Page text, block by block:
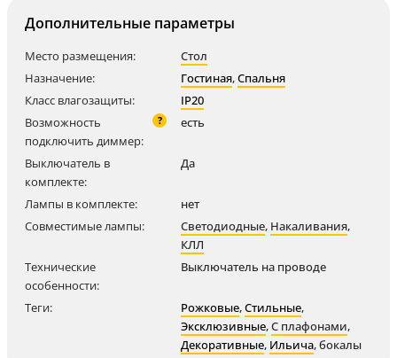
Дополнительные параметры
Место размещения:
Стол
Назначение:
Гостиная,Спальня
Класс влагозащиты:
IP20
Возможность
подключить диммер:
? есть
Выключатель в
комплекте:
Да
Лампы в комплекте:
нет
Совместимые лампы:
Светодиодные, Накаливания,
КЛЛ
Технические
особенности:
Выключатель на проводе
Теги: Рожковые,Стильные,
Эксклюзивные,С плафонами,
Декоративные, Ильича,бокалы